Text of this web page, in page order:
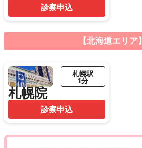
診察申込
【北海道エリア】
札幌院
札幌駅
1分
診察申込